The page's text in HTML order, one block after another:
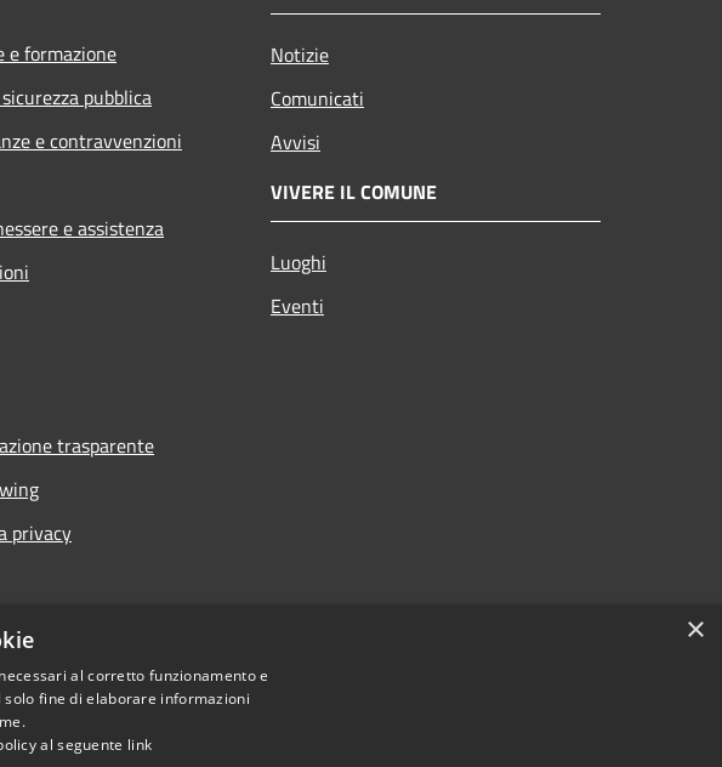
e formazione
pubblica
e contravvenzioni
e assistenza
Notizie
Comunicati
Avvisi
VIVERE IL COMUNE
Luoghi
Eventi
trasparente
privacy
×
al corretto funzionamento e
fine di elaborare informazioni
al seguente link